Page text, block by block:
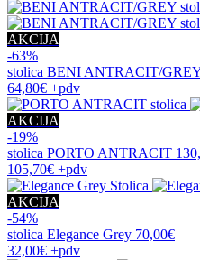
AKCIJA
-63%
stolica BENI ANTRACIT/
64,80€ +pdv
AKCIJA
-19%
stolica PORTO ANTRACIT
105,70€ +pdv
AKCIJA
-54%
stolica Elegance Grey 70,00€
32,00€ +pdv